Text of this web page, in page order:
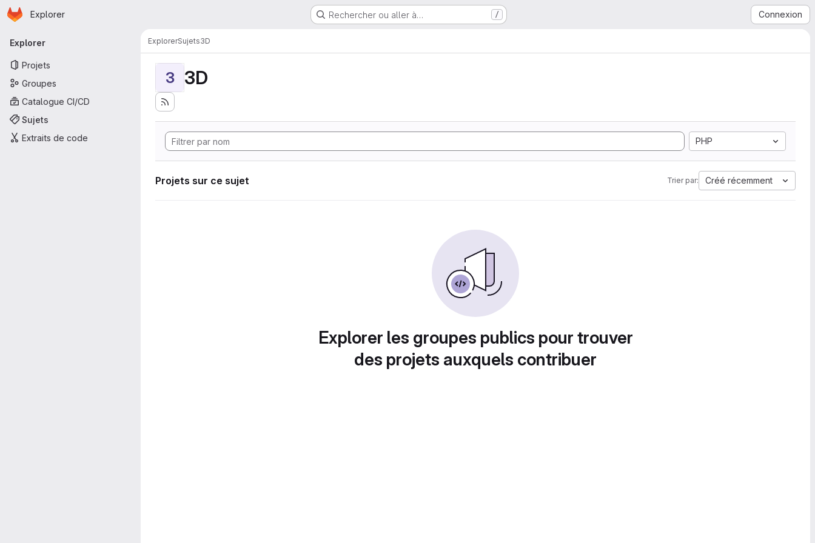
Passer au contenu principal
Page d'accueil
Explorer Rechercher ou aller à… / Connexion
Navigation principale
Explorer
Projets
Groupes
Catalogue CI/CD
Sujets
Extraits de code
ExplorerSujets3D
3 3D
PHP
Projets sur ce sujet Trier par: Créé récemment
Explorer les groupes publics pour trouver
des projets auxquels contribuer